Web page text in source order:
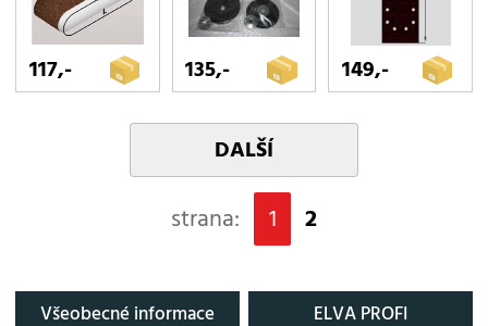
117,- 135,- 149,-
DALŠÍ
strana: 1 2
Všeobecné informace ELVA PROFI